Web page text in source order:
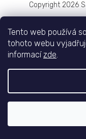
Tento web používá
tohoto webu
informacízde.
Copyright 2026